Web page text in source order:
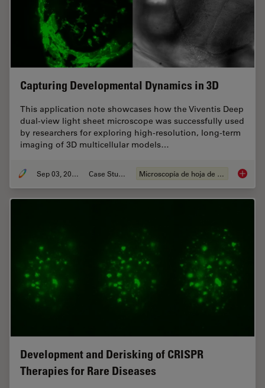
Capturing Developmental Dynamics in 3D
This application note showcases how the Viventis Deep
dual-view light sheet microscope was successfully used
by researchers for exploring high-resolution, long-term
imaging of 3D multicellular models…
Sep 03, 2025 Case Study Microscopía de hoja de luz
Development and Derisking of CRISPR
Therapies for Rare Diseases